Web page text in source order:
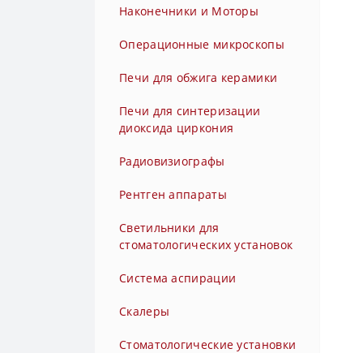
генератором света
Турбинные наконечники с
градусов без света (без
Турбинные наконечники с
градусов с генератором света
Турбинные наконечники с
быстросъемным переходником
с фиброоптикой
Турбинные наконечники с
Наконечники и Моторы
Операционные микроскопы
Печи для обжига керамики
Печи для синтеризации
диоксида циркония
Радиовизиографы
Рентген аппараты
Светильники для
стоматологических установок
Система аспирации
Скалеры
Стоматологические установки